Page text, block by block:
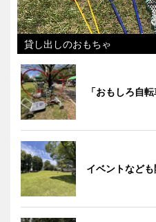
貸し出しのおもちゃ
「おもしろ自転
イベントなども